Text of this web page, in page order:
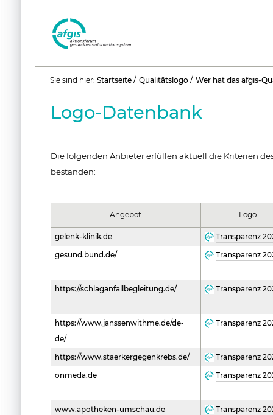
Benutzerspezifische
Sie sind hier: Startseite / Qualitätslogo / Wer hat das afgis-
Logo-Datenbank
Die folgenden Anbieter erfüllen aktuell die Kriterien
bestanden:
Angebot Logo
gelenk-klinik.de Transparenz
gesund.bund.de/ Transparenz
https://schlaganfallbegleitung.de/ Transparenz
https://www.janssenwithme.de/de-
de/
Transparenz
https://www.staerkergegenkrebs.de/ Transparenz
onmeda.de Transparenz
www.apotheken-umschau.de Transparenz